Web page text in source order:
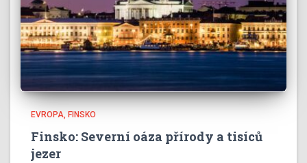
EVROPA FINSKO
Finsko: Severní oáza přírody a tisíců
jezer